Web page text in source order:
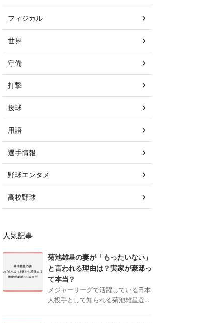
フィジカル
世界
守備
打撃
投球
用語
選手情報
野球エンタメ
高校野球
人気記事
菊池雄星の妻が「もったいない」
と言われる理由は？実家が豪邸っ
て本当？
メジャーリーグで活躍している日本
人投手として知られる菊池雄星選手